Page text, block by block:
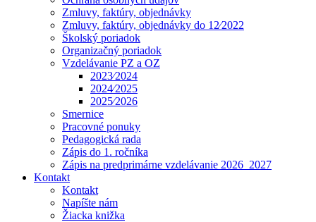
Zmluvy, faktúry, objednávky
Zmluvy, faktúry, objednávky do 12⁄2022
Školský poriadok
Organizačný poriadok
Vzdelávanie PZ a OZ
2023⁄2024
2024⁄2025
2025⁄2026
Smernice
Pracovné ponuky
Pedagogická rada
Zápis do 1. ročníka
Zápis na predprimárne vzdelávanie 2026_2027
Kontakt
Kontakt
Napíšte nám
Žiacka knižka